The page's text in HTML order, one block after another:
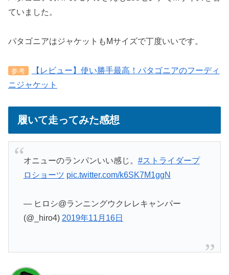
ていました。
パタゴニアはジャケットもMサイズで丁度いいです。
参考
【レビュー】使い勝手最高！パタゴニアのフーディ
ニジャケット
履いて走ってみた感想
オニューのランパンいい感じ。 #ストライダープ
ロショーツ pic.twitter.com/k6SK7M1ggN
— ヒロシ@ランニングウクレレキャンパー
(@_hiro4) 2019年11月16日